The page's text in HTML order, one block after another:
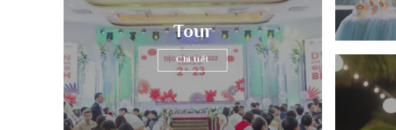
Chúng tôi tin rằng mọi kỳ vọng của quý
hiện một